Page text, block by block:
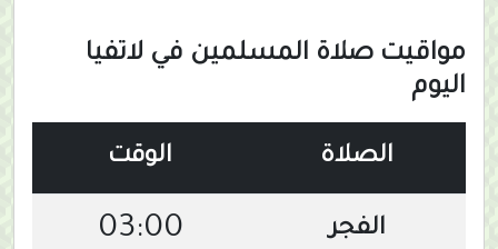
مواقيت صلاة المسلمين في لاتفيا
اليوم
الصلاة الوقت
الفجر 03:00